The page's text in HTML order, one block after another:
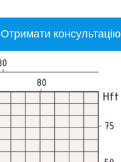
Отримати консультацію